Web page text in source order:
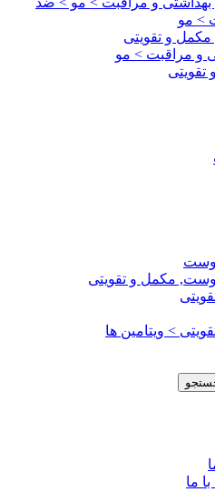
> مو
و تقویتی
و مراقبت > مو
مکمل و تقویتی
> ویتامین ها
با ما